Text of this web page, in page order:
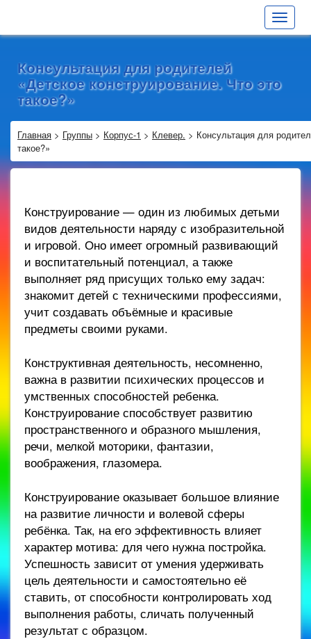
Toggle
Консультация для родителей
«Детское конструирование. Что это
такое?»
Главная > Группы > Корпус-1 > Клевер. > Консультация для
такое?»
Конструирование — один из любимых детьми
видов деятельности наряду с изобразительной
и игровой. Оно имеет огромный развивающий
и воспитательный потенциал, а также
выполняет ряд присущих только ему задач:
знакомит детей с техническими профессиями,
учит создавать объёмные и красивые
предметы своими руками.
Конструктивная деятельность, несомненно,
важна в развитии психических процессов и
умственных способностей ребенка.
Конструирование способствует развитию
пространственного и образного мышления,
речи, мелкой моторики, фантазии,
воображения, глазомера.
Конструирование оказывает большое влияние
на развитие личности и волевой сферы
ребёнка. Так, на его эффективность влияет
характер мотива: для чего нужна постройка.
Успешность зависит от умения удерживать
цель деятельности и самостоятельно её
ставить, от способности контролировать ход
выполнения работы, сличать полученный
результат с образцом.